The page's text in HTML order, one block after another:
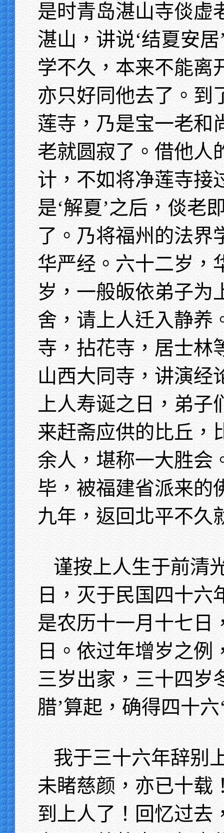
是时青岛湛山寺倓虚
湛山，讲说‘结夏安
学不久，本来不能离
亦只好同他去了。到
莲寺，乃是宝一老和
老就圆寂了。借他人
计，不如将净莲寺接
是‘解夏’之后，倓老
了。乃将福州的法界
华严经。六十二岁，
岁，一般皈依弟子为
舍，请上人迁入静养
寺，拈花寺，居士林
山西大同寺，讲演经
上人寿诞之日，弟子
来赶斋应供的比丘，
余人，堪称一大胜会
毕，被福建省派来的
九年，返回北平不久
谨按上人生于前清
日，灭于民国四十六
是农历十一月十七日
日。依过年增岁之例
三岁出家，三十四岁
腊’算起，确得四十六
我于三十六年辞别
未睹慈颜，亦已十载
到上人了！回忆过去